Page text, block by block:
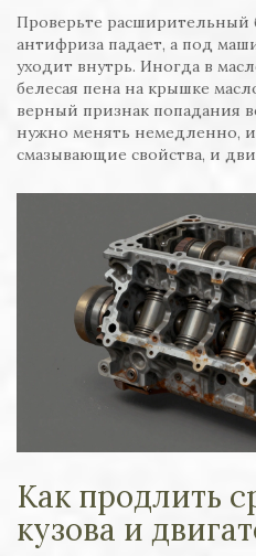
Проверьте расширительный
антифриза падает, а под
уходит внутрь. Иногда в
белесая пена на крышке
верный признак попадания
нужно менять немедленно,
смазывающие свойства, и
Как продлить
кузова и